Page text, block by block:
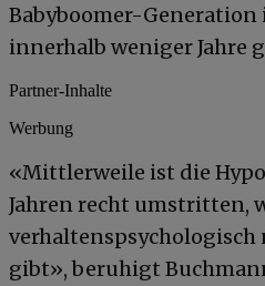
Babyboomer-Generation
innerhalb weniger Jahre
Partner-Inhalte
Werbung
«Mittlerweile ist die
Jahren recht umstritten,
gibt», beruhigt